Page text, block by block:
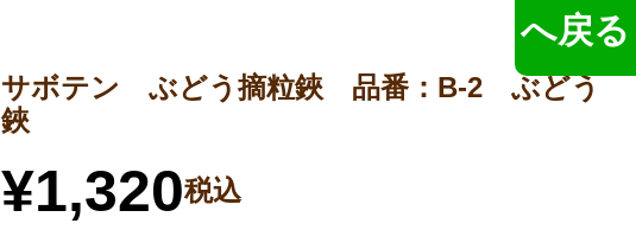
へ戻る
サボテン ぶどう摘粒鋏 品番：B-2 ぶどう
鋏
¥1,320税込